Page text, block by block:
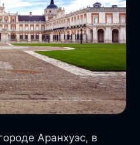
Аранхуэс, в